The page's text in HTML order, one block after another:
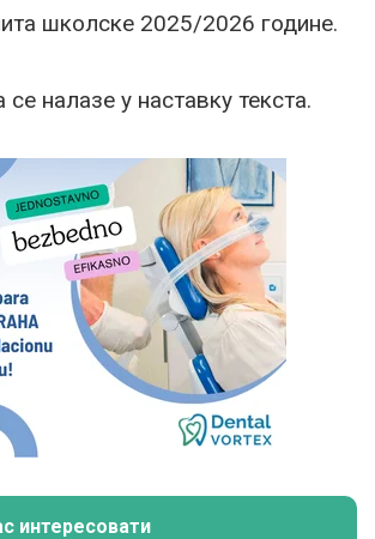
школске 2025/2026 године.
налазе у наставку текста.
интересовати